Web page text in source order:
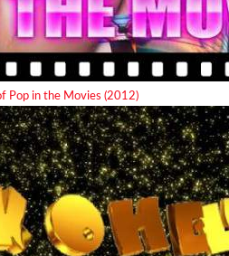
Pop in the Movies (2012)